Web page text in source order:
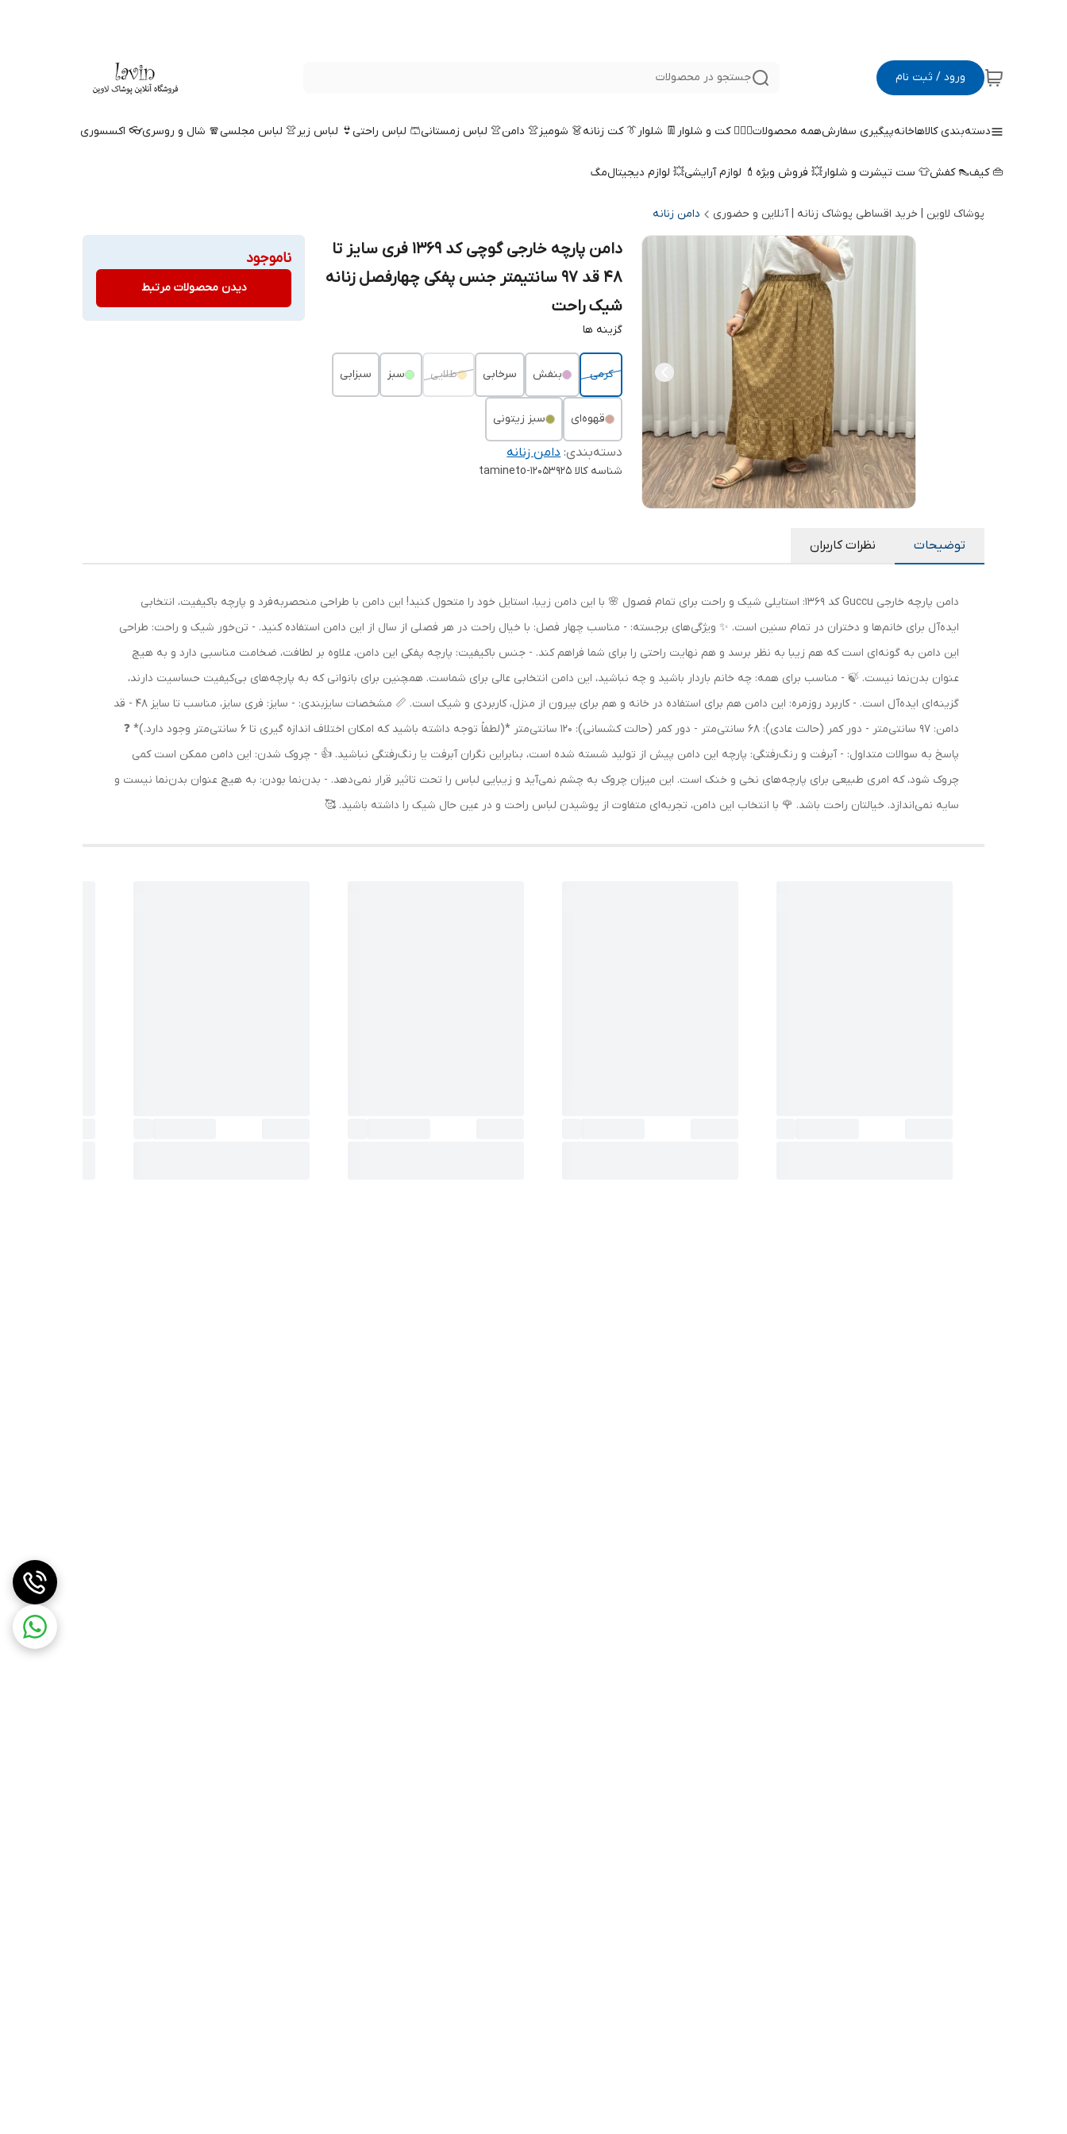
ورود / ثبت نام جستجو در محصولات
دسته‌بندی کالاهاخانهپیگیری سفارشهمه محصولات🤵🏻‍♀️ کت و شلوار 👖 شلوار👔 کت زنانه👗 شومیز👚 دامن👚 لباس زمستانی🩳 لباس راحتی👙 لباس زیر👚 لباس مجلسی🧣 شال و روسری👓 اکسسوری
👜 کیف👠 کفش👕 ست تیشرت و شلوار💥 فروش ویژه 💄 لوازم آرایشی💥 لوازم دیجیتالمگ
پوشاک لاوین | خرید اقساطی پوشاک زنانه | آنلاین و حضوری دامن زنانه
دامن پارچه خارجی گوچی کد 1369 فری سایز تا
48 قد 97 سانتیمتر جنس پفکی چهارفصل زنانه
شیک راحت
گزینه ها
کرمی بنفش سرخابی طلایی سبز سبزابی
قهوه‌ای سبز زیتونی
دسته‌بندی:دامن زنانه
شناسه کالا tamineto-12053925
ناموجود
دیدن محصولات مرتبط
توضیحات نظرات کاربران
دامن پارچه خارجی Guccu کد 1369: استایلی شیک و راحت برای تمام فصول 🌸 با این دامن زیبا، استایل خود را متحول کنید! این دامن با طراحی منحصربه‌فرد و پارچه باکیفیت، انتخابی
ایده‌آل برای خانم‌ها و دختران در تمام سنین است. ✨ ویژگی‌های برجسته: - مناسب چهار فصل: با خیال راحت در هر فصلی از سال از این دامن استفاده کنید. - تن‌خور شیک و راحت: طراحی
این دامن به گونه‌ای است که هم زیبا به نظر برسد و هم نهایت راحتی را برای شما فراهم کند. - جنس باکیفیت: پارچه پفکی این دامن، علاوه بر لطافت، ضخامت مناسبی دارد و به هیچ
عنوان بدن‌نما نیست. 🍃 - مناسب برای همه: چه خانم باردار باشید و چه نباشید، این دامن انتخابی عالی برای شماست. همچنین برای بانوانی که به پارچه‌های بی‌کیفیت حساسیت دارند،
گزینه‌ای ایده‌آل است. - کاربرد روزمره: این دامن هم برای استفاده در خانه و هم برای بیرون از منزل، کاربردی و شیک است. 📏 مشخصات سایزبندی: - سایز: فری سایز، مناسب تا سایز 48 - قد
دامن: 97 سانتی‌متر - دور کمر (حالت عادی): 68 سانتی‌متر - دور کمر (حالت کشسانی): 120 سانتی‌متر *(لطفاً توجه داشته باشید که امکان اختلاف اندازه گیری تا 6 سانتی‌متر وجود دارد.)* ❓
پاسخ به سوالات متداول: - آبرفت و رنگ‌رفتگی: پارچه این دامن پیش از تولید شسته شده است، بنابراین نگران آبرفت یا رنگ‌رفتگی نباشید. 👍 - چروک شدن: این دامن ممکن است کمی
چروک شود، که امری طبیعی برای پارچه‌های نخی و خنک است. این میزان چروک به چشم نمی‌آید و زیبایی لباس را تحت تاثیر قرار نمی‌دهد. - بدن‌نما بودن: به هیچ عنوان بدن‌نما نیست و
سایه نمی‌اندازد. خیالتان راحت باشد. 🌹 با انتخاب این دامن، تجربه‌ای متفاوت از پوشیدن لباس راحت و در عین حال شیک را داشته باشید. 🥰